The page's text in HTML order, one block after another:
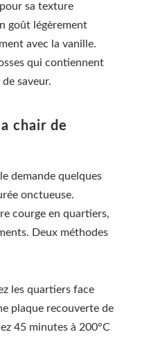
sa texture
goût légèrement
avec la vanille.
qui contiennent
saveur.
chair de
demande quelques
onctueuse.
courge en quartiers,
Deux méthodes
les quartiers face
plaque recouverte de
45 minutes à 200°C